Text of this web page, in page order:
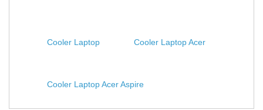
Cooler Laptop Cooler Laptop Acer
Cooler Laptop Acer Aspire